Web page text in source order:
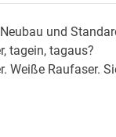
und
tagein, tagaus?
Weiße Raufaser.